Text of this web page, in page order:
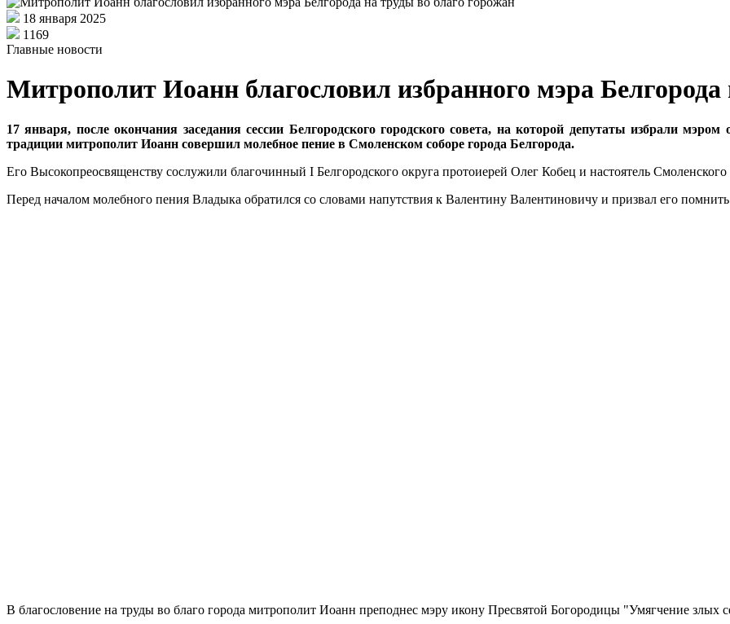
18 января 2025
1169
Главные новости
Митрополит Иоанн благословил избранного мэра
17 января, после окончания заседания сессии Белгородского городского совета, на которой депутаты избрали
традиции митрополит Иоанн совершил молебное пение в Смоленском соборе города Белгорода.
Его Высокопреосвященству сослужили благочинный I Белгородского округа протоиерей Олег Кобец и настоятель
Перед началом молебного пения Владыка обратился со словами напутствия к Валентину Валентиновичу и призвал его
В благословение на труды во благо города митрополит Иоанн преподнес мэру икону Пресвятой Богородицы "Умягчение злых